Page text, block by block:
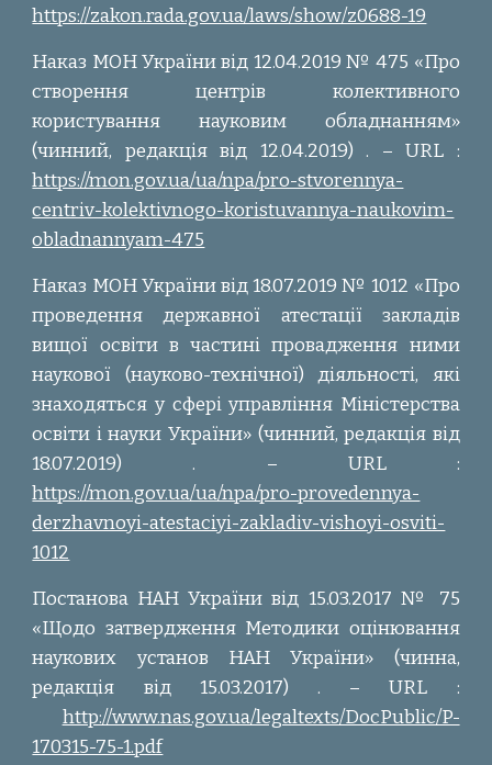
https://zakon.rada.gov.ua/laws/show/z0688-19
Наказ МОН України від 12.04.2019 № 475 «Про
створення центрів колективного
користування науковим обладнанням»
(чинний, редакція від 12.04.2019) . – URL :
https://mon.gov.ua/ua/npa/pro-stvorennya-
centriv-kolektivnogo-koristuvannya-naukovim-
obladnannyam-475
Наказ МОН України від 18.07.2019 № 1012 «Про
проведення державної атестації закладів
вищої освіти в частині провадження ними
наукової (науково-технічної) діяльності, які
знаходяться у сфері управління Міністерства
освіти і науки України» (чинний, редакція від
18.07.2019) . – URL :
https://mon.gov.ua/ua/npa/pro-provedennya-
derzhavnoyi-atestaciyi-zakladiv-vishoyi-osviti-
1012
Постанова НАН України від 15.03.2017 № 75
«Щодо затвердження Методики оцінювання
наукових установ НАН України» (чинна,
редакція від 15.03.2017) . – URL :
http://www.nas.gov.ua/legaltexts/DocPublic/P-
170315-75-1.pdf